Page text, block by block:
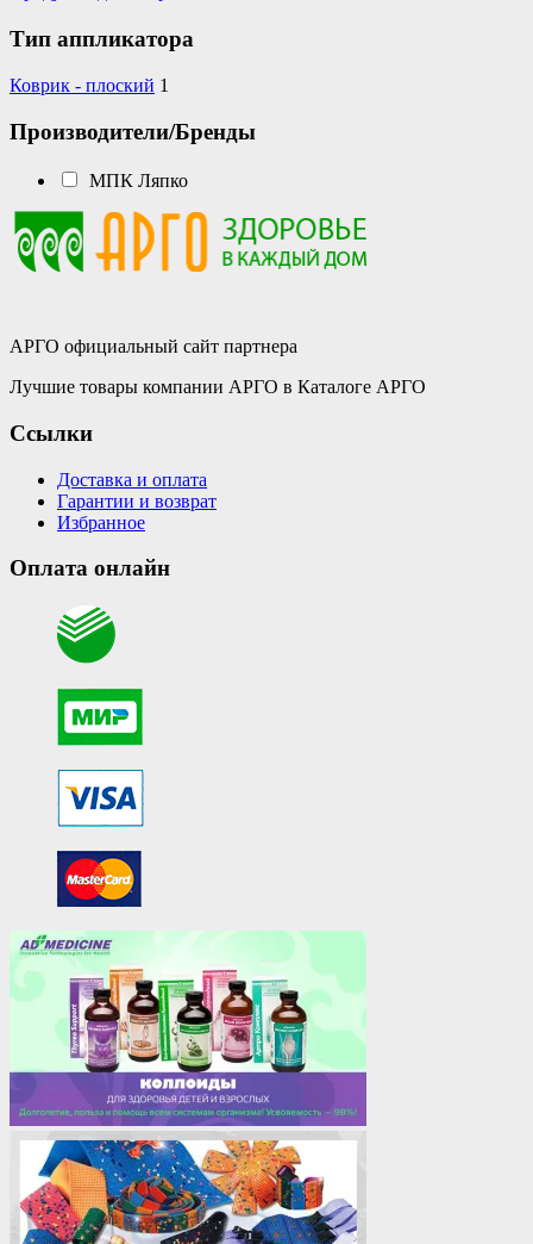
Тип аппликатора
Коврик - плоский 1
Производители/Бренды
МПК Ляпко
АРГО официальный сайт партнера
Лучшие товары компании АРГО в Каталоге АРГО
Ссылки
Доставка и оплата
Гарантии и возврат
Избранное
Оплата онлайн